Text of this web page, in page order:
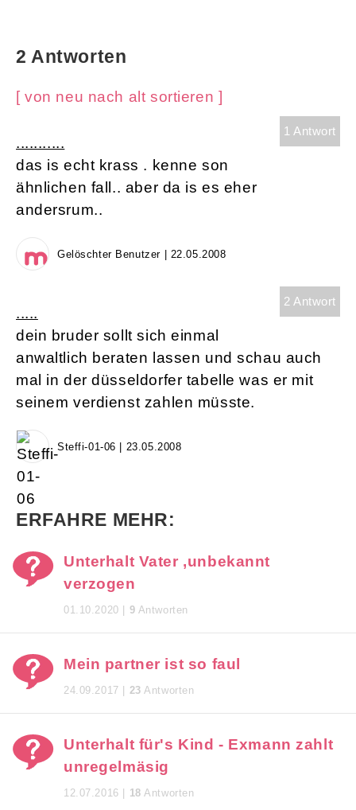
2 Antworten
[ von neu nach alt sortieren ]
1 Antwort
...........
das is echt krass . kenne son
ähnlichen fall.. aber da is es eher
andersrum..
Gelöschter Benutzer | 22.05.2008
2 Antwort
.....
dein bruder sollt sich einmal
anwaltlich beraten lassen und schau auch
mal in der düsseldorfer tabelle was er mit
seinem verdienst zahlen müsste.
Steffi-01-06 | 23.05.2008
ERFAHRE MEHR:
Unterhalt Vater ,unbekannt
verzogen
01.10.2020 | 9 Antworten
Mein partner ist so faul
24.09.2017 | 23 Antworten
Unterhalt für's Kind - Exmann zahlt
unregelmäsig
12.07.2016 | 18 Antworten